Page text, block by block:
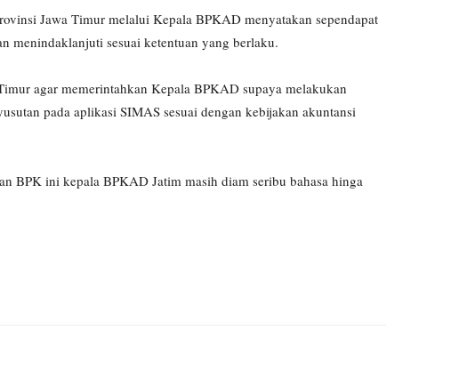
Jawa Timur melalui Kepala BPKAD menyatakan sependapat
menindaklanjuti sesuai ketentuan yang berlaku.
agar memerintahkan Kepala BPKAD supaya melakukan
pada aplikasi SIMAS sesuai dengan kebijakan akuntansi
BPK ini kepala BPKAD Jatim masih diam seribu bahasa hinga